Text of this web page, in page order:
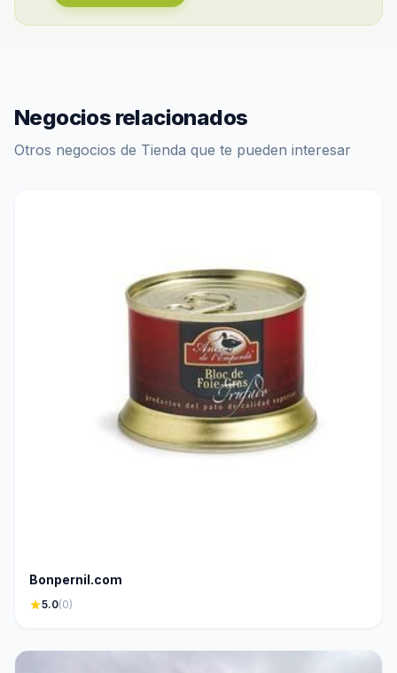
Negocios relacionados
Otros negocios de Tienda que te pueden interesar
Bonpernil.com
star5.0(0)